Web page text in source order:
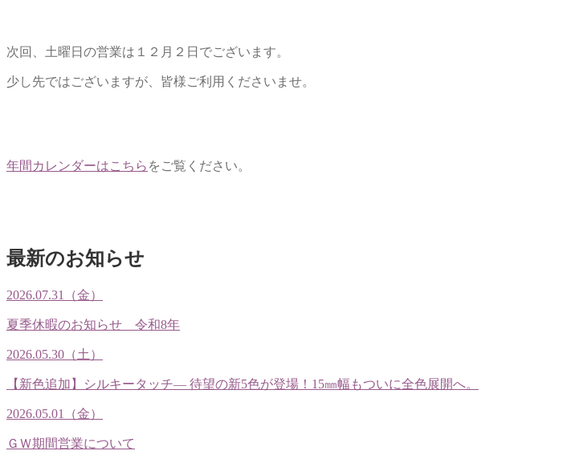
次回、土曜日の営業は１２月２日でございます。
少し先ではございますが、皆様ご利用くださいませ。
年間カレンダーはこちら をご覧ください。
最新のお知らせ
2026.07.31（金）
夏季休暇のお知らせ 令和8年
2026.05.30（土）
【新色追加】シルキータッチ— 待望の新5色が登場！15㎜幅もついに全色展開へ。
2026.05.01（金）
ＧＷ期間営業について